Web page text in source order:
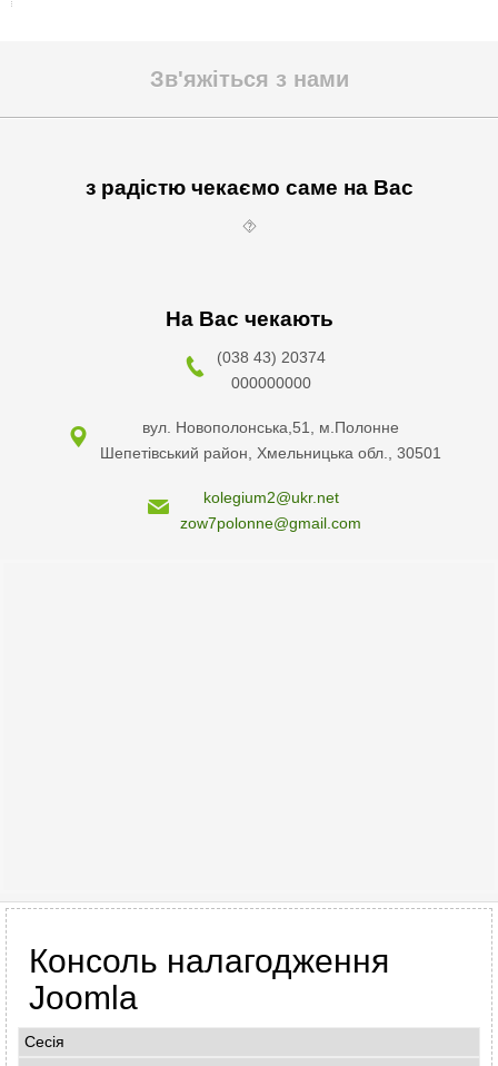
Зв'яжіться з нами
з радістю чекаємо саме на Вас
⯑
На Вас чекають
(038 43) 20374
000000000
вул. Новополонська,51, м.Полонне
Шепетівський район, Хмельницька обл., 30501
kolegium2@ukr.net
zow7polonne@gmail.com
Консоль налагодження
Joomla
Сесія